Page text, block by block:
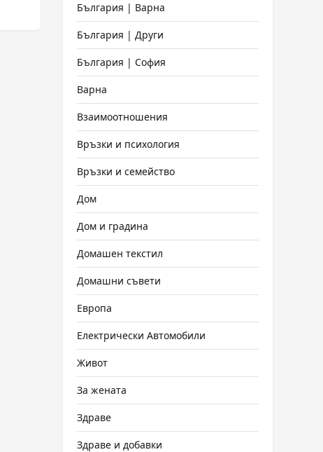
България | Варна
България | Други
България | София
Варна
Взаимоотношения
Връзки и психология
Връзки и семейство
Дом
Дом и градина
Домашен текстил
Домашни съвети
Европа
Електрически Автомобили
Живот
За жената
Здраве
Здраве и добавки